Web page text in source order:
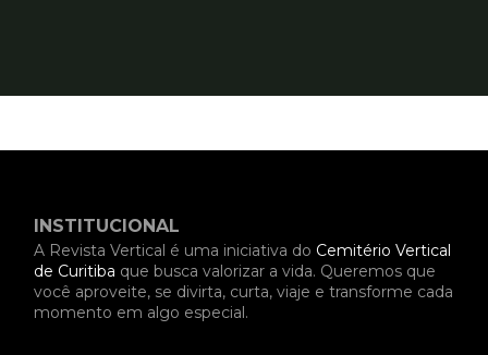
INSTITUCIONAL
A Revista Vertical é uma iniciativa do Cemitério Vertical
de Curitiba que busca valorizar a vida. Queremos que
você aproveite, se divirta, curta, viaje e transforme cada
momento em algo especial.